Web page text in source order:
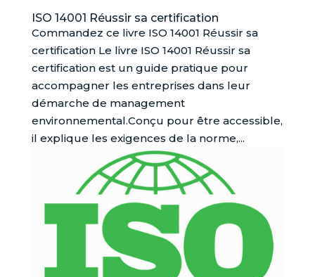
ISO 14001 Réussir sa certification
Commandez ce livre ISO 14001 Réussir sa
certification Le livre ISO 14001 Réussir sa
certification est un guide pratique pour
accompagner les entreprises dans leur
démarche de management
environnemental.Conçu pour être accessible,
il explique les exigences de la norme,...